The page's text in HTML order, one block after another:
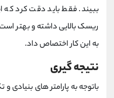
ببیند. فقط باید دقت کرد که
ریسک بالایی داشته و بهتر
به این کار اختصاص داد.
نتیجه گیری
باتوجه به پارامتر های بنیادی